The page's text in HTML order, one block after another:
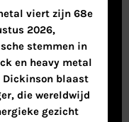
viert zijn 68e
2026,
stemmen in
en heavy metal
Dickinson blaast
die wereldwijd
gezicht